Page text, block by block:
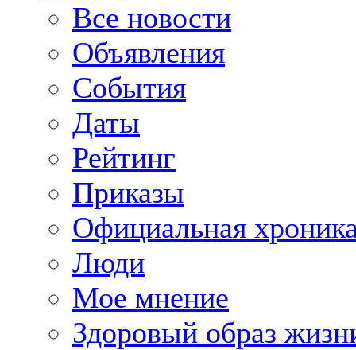
Все новости
Объявления
События
Даты
Рейтинг
Приказы
Официальная
Люди
Мое мнение
Здоровый образ